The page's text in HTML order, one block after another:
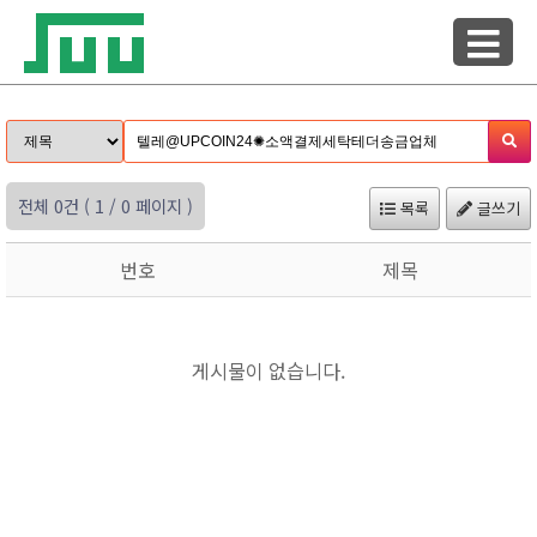
전체 0건 ( 1 / 0 페이지 ) 목록 글쓰기
번호 제목
게시물이 없습니다.